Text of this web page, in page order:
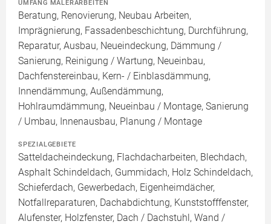
UMFANG MALERARBEITEN
Beratung, Renovierung, Neubau Arbeiten,
Imprägnierung, Fassadenbeschichtung, Durchführung,
Reparatur, Ausbau, Neueindeckung, Dämmung /
Sanierung, Reinigung / Wartung, Neueinbau,
Dachfenstereinbau, Kern- / Einblasdämmung,
Innendämmung, Außendämmung,
Hohlraumdämmung, Neueinbau / Montage, Sanierung
/ Umbau, Innenausbau, Planung / Montage
SPEZIALGEBIETE
Satteldacheindeckung, Flachdacharbeiten, Blechdach,
Asphalt Schindeldach, Gummidach, Holz Schindeldach,
Schieferdach, Gewerbedach, Eigenheimdächer,
Notfallreparaturen, Dachabdichtung, Kunststofffenster,
Alufenster, Holzfenster, Dach / Dachstuhl, Wand /